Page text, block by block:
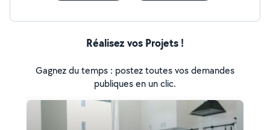
Réalisez vos Projets !
Gagnez du temps : postez toutes vos demandes
publiques en un clic.